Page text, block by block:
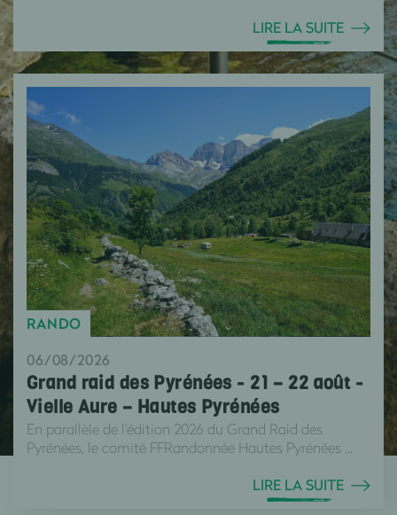
LIRE LA SUITE
RANDO
06/08/2026
Grand raid des Pyrénées - 21 – 22 août -
Vielle Aure – Hautes Pyrénées
En parallèle de l'édition 2026 du Grand Raid des
Pyrénées, le comité FFRandonnée Hautes Pyrénées ...
LIRE LA SUITE